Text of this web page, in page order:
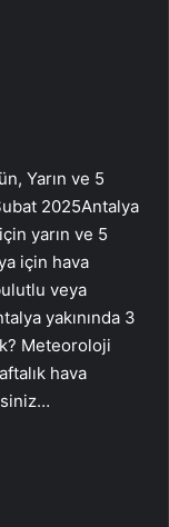
Yarın ve 5
2025Antalya
yarın ve 5
için hava
veya
yakınında 3
Meteoroloji
hava